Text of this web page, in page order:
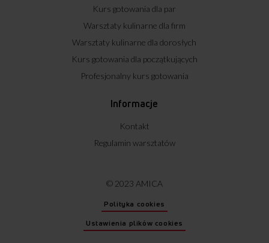
Kurs gotowania dla par
Warsztaty kulinarne dla firm
Warsztaty kulinarne dla dorosłych
Kurs gotowania dla początkujących
Profesjonalny kurs gotowania
Informacje
Kontakt
Regulamin warsztatów
© 2023 AMICA
Polityka cookies
Ustawienia plików cookies